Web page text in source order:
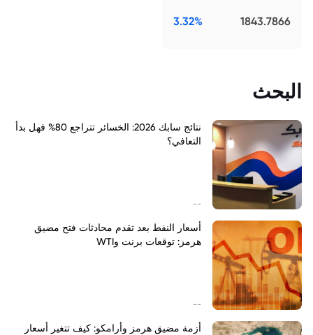
1843.7866
3.32%
البحث
نتائج سابك 2026: الخسائر تتراجع 80% فهل بدأ
التعافي؟
--
أسعار النفط بعد تقدم محادثات فتح مضيق
هرمز: توقعات برنت وWTI
--
أزمة مضيق هرمز وأرامكو: كيف تتغير أسعار